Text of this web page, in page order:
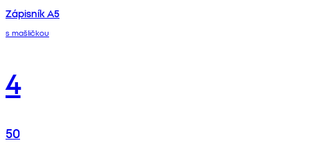
Zápisník A5
s mašličkou
4
50